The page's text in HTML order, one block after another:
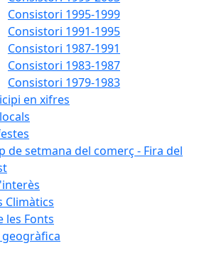
Consistori 1995-1999
Consistori 1991-1995
Consistori 1987-1991
Consistori 1983-1987
Consistori 1979-1983
en xifres
de setmana del comerç - Fira del
Climàtics
les Fonts